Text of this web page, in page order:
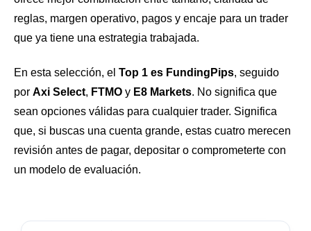
reglas, margen operativo, pagos y encaje para un trader
que ya tiene una estrategia trabajada.
En esta selección, el Top 1 es FundingPips, seguido
por Axi Select, FTMO y E8 Markets. No significa que
sean opciones válidas para cualquier trader. Significa
que, si buscas una cuenta grande, estas cuatro merecen
revisión antes de pagar, depositar o comprometerte con
un modelo de evaluación.